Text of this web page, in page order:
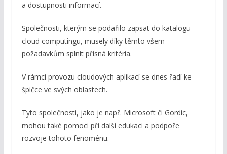
a dostupnosti informací.
Společnosti, kterým se podařilo zapsat do katalogu
cloud computingu, musely díky těmto všem
požadavkům splnit přísná kritéria.
V rámci provozu cloudových aplikací se dnes řadí ke
špičce ve svých oblastech.
Tyto společnosti, jako je např. Microsoft či Gordic,
mohou také pomoci při další edukaci a podpoře
rozvoje tohoto fenoménu.